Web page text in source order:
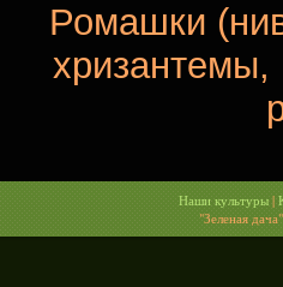
Ромашки
хризантемы,
Наши культуры |
"Зеленая